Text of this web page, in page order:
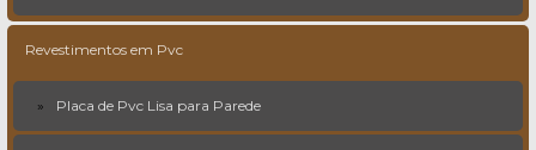
Revestimentos em Pvc
Placa de Pvc Lisa para Parede